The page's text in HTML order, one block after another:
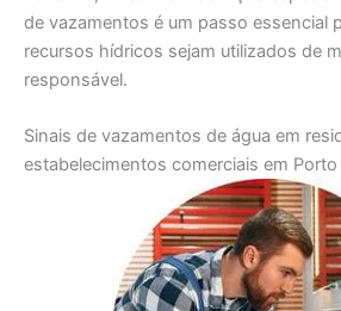
de vazamentos é um passo essencial
recursos hídricos sejam utilizados de
responsável.
Sinais de vazamentos de água em
estabelecimentos comerciais em Porto